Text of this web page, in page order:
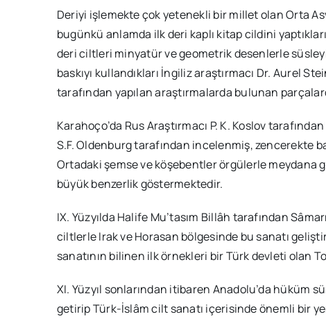
Deriyi işlemekte çok yetenekli bir millet olan Orta
bugünkü anlamda ilk deri kaplı kitap cildini
deri ciltleri minyatür ve geometrik desenlerle
baskıyı kullandıkları İngiliz araştırmacı Dr. Aurel
tarafından yapılan araştırmalarda bulunan
Karahoço’da Rus Araştırmacı P. K. Koslov
S.F. Oldenburg tarafından incelenmiş, zencerekte
Ortadaki şemse ve köşebentler örgülerle
büyük benzerlik göstermektedir.
IX. Yüzyılda Halife Mu’tasım Billâh tarafından
ciltlerle Irak ve Horasan bölgesinde bu sanatı
sanatının bilinen ilk örnekleri bir Türk devleti olan
XI. Yüzyıl sonlarından itibaren Anadolu’da hüküm
getirip Türk-İslâm cilt sanatı içerisinde önemli bir